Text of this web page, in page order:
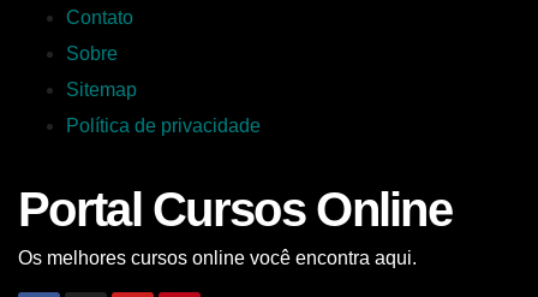
Contato
Sobre
Sitemap
Política de privacidade
Portal Cursos Online
Os melhores cursos online você encontra aqui.